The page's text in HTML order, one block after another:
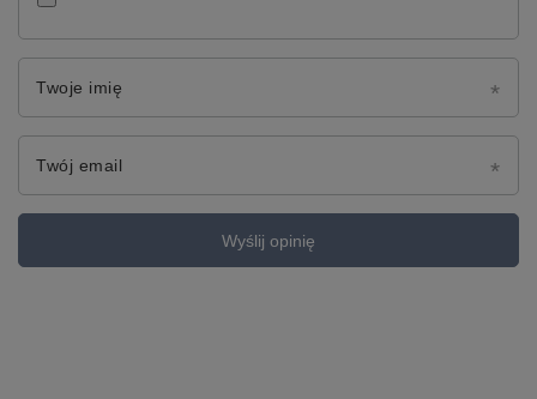
Twoje imię
Twój email
Wyślij opinię